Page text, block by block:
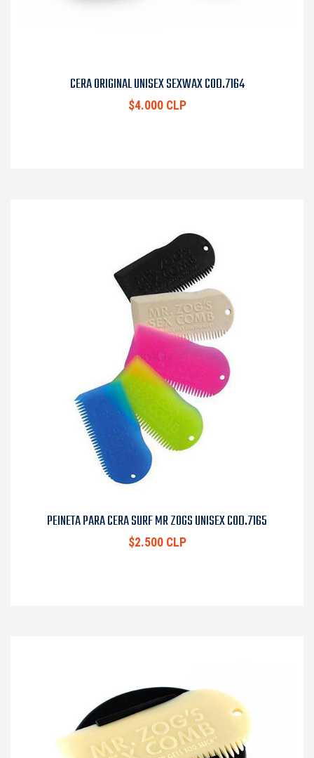
CERA ORIGINAL UNISEX SEXWAX COD.7164
$4.000 CLP
PEINETA PARA CERA SURF MR ZOGS UNISEX COD.7165
$2.500 CLP